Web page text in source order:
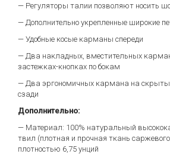
— Регуляторы талии позволяют носить
— Дополнительно укрепленные широкие
— Удобные косые карманы спереди
— Два накладных, вместительных
застежках-кнопках по бокам
— Два эргономичных кармана на
сзади
Дополнительно:
— Материал: 100% натуральный
твил (плотная и прочная ткань саржевого
плотностью 6,75 унций